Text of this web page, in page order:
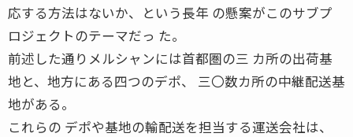
応する方法はないか、という長年 の懸案がこのサブプ
ロジェクトのテーマだっ た。
前述した通りメルシャンには首都圏の三 カ所の出荷基
地と、地方にある四つのデポ、 三〇数カ所の中継配送基
地がある。
これらの デポや基地の輸配送を担当する運送会社は、